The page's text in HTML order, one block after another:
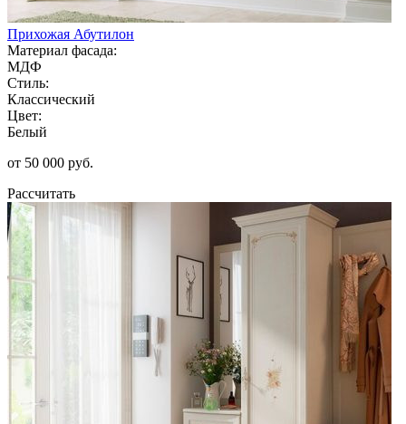
Прихожая Абутилон
Материал фасада:
МДФ
Стиль:
Классический
Цвет:
Белый
от 50 000 руб.
Рассчитать